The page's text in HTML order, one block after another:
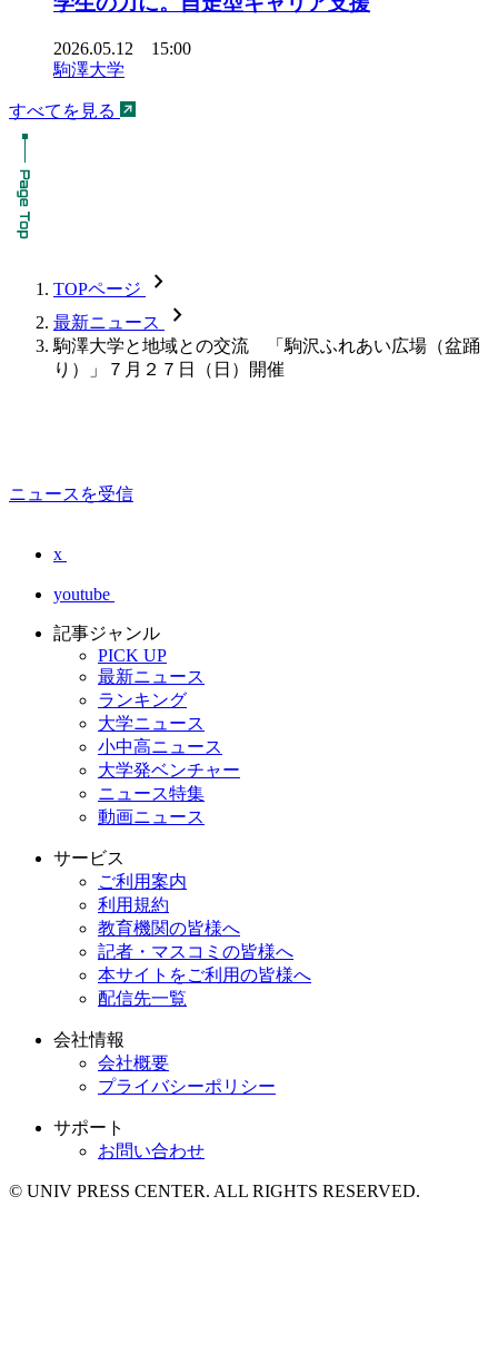
2026.05.12 15:00
駒澤大学
すべてを見る
TOPページ chevron_forward
最新ニュース chevron_forward
駒澤大学と地域との交流 「駒沢ふれあい広場（盆踊
り）」７月２７日（日）開催
ニュースを受信
x
youtube
記事ジャンル
PICK UP
最新ニュース
ランキング
大学ニュース
小中高ニュース
大学発ベンチャー
ニュース特集
動画ニュース
サービス
ご利用案内
利用規約
教育機関の皆様へ
記者・マスコミの皆様へ
本サイトをご利用の皆様へ
配信先一覧
会社情報
会社概要
プライバシーポリシー
サポート
お問い合わせ
© UNIV PRESS CENTER. ALL RIGHTS RESERVED.